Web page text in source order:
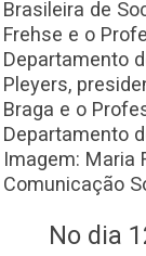
Brasileira de
Frehse e o
Departamento
Pleyers,
Braga e o
Departamento
Imagem: Maria
Comunicação
No dia